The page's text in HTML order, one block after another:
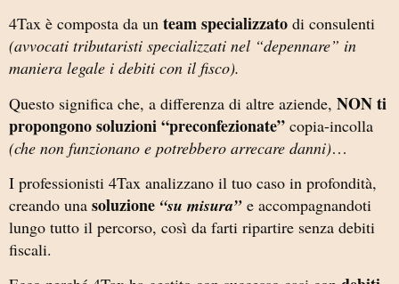
4Tax è composta da un team specializzato di consulenti
(avvocati tributaristi specializzati nel “depennare” in
maniera legale i debiti con il fisco).
Questo significa che, a differenza di altre aziende, NON ti
propongono soluzioni “preconfezionate” copia-incolla
(che non funzionano e potrebbero arrecare danni)…
I professionisti 4Tax analizzano il tuo caso in profondità,
creando una soluzione “su misura”e accompagnandoti
lungo tutto il percorso, così da farti ripartire senza debiti
fiscali.